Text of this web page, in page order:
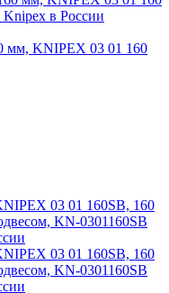
мм, KNIPEX 03 01 160